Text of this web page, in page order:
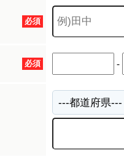
必須
必須 -